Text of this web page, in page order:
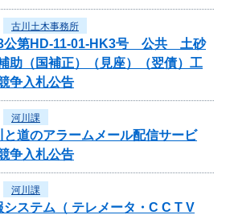
古川土木事務所
3公第HD-11-01-HK3号 公共 土砂
助（国補正）（見座）（翌債）工
争入札公告
河川課
道のアラームメール配信サービ
争入札公告
河川課
ステム（ テレメータ・C C T V